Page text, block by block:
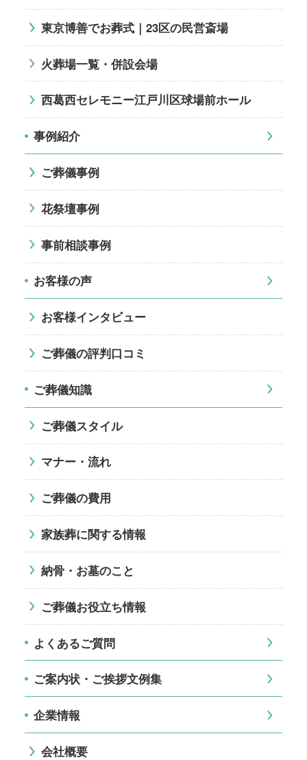
東京博善でお葬式｜23区の民営斎場
火葬場一覧・併設会場
西葛西セレモニー江戸川区球場前ホール
事例紹介
ご葬儀事例
花祭壇事例
事前相談事例
お客様の声
お客様インタビュー
ご葬儀の評判口コミ
ご葬儀知識
ご葬儀スタイル
マナー・流れ
ご葬儀の費用
家族葬に関する情報
納骨・お墓のこと
ご葬儀お役立ち情報
よくあるご質問
ご案内状・ご挨拶文例集
企業情報
会社概要